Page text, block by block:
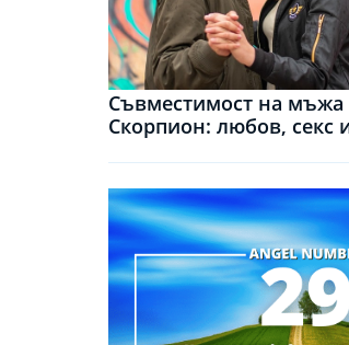
Съвместимост на мъжа
Скорпион: любов, секс